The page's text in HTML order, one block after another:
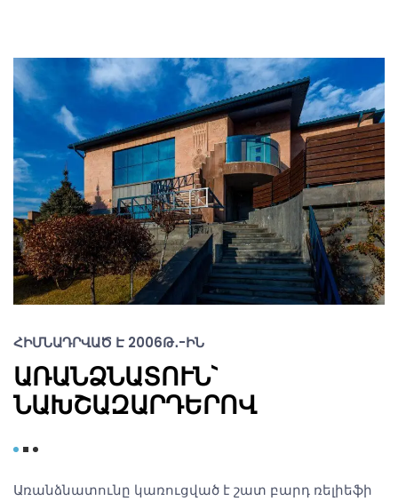
ՀԻՄՆԱԴՐՎԱԾ Է 2006Թ․-ԻՆ
ԱՌԱՆՁՆԱՏՈՒՆ`
ՆԱԽՇԱԶԱՐԴԵՐՈՎ
Առանձնատունը կառուցված է շատ բարդ ռելիեֆի